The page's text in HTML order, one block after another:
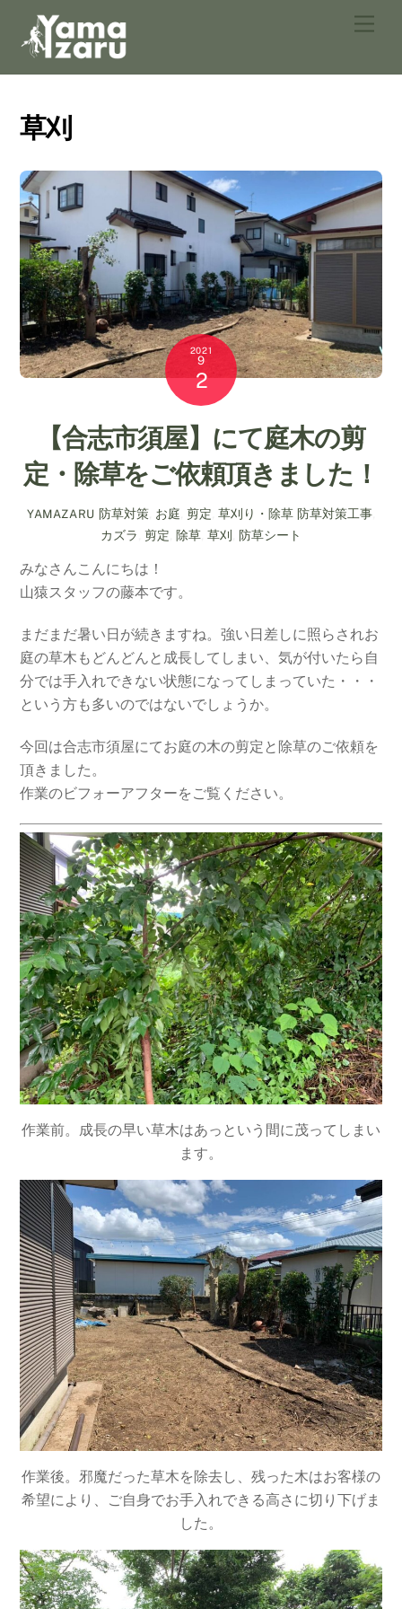
content
草刈
2021
9
2
【合志市須屋】にて庭木の剪
定・除草をご依頼頂きました！
YAMAZARU 防草対策 お庭 ,剪定 ,草刈り・除草 防草対策工事
カズラ 剪定 除草 草刈 防草シート
みなさんこんにちは！
山猿スタッフの藤本です。
まだまだ暑い日が続きますね。強い日差しに照らされお
庭の草木もどんどんと成長してしまい、気が付いたら自
分では手入れできない状態になってしまっていた・・・
という方も多いのではないでしょうか。
今回は合志市須屋にてお庭の木の剪定と除草のご依頼を
頂きました。
作業のビフォーアフターをご覧ください。
作業前。成長の早い草木はあっという間に茂ってしまい
ます。
作業後。邪魔だった草木を除去し、残った木はお客様の
希望により、ご自身でお手入れできる高さに切り下げま
した。